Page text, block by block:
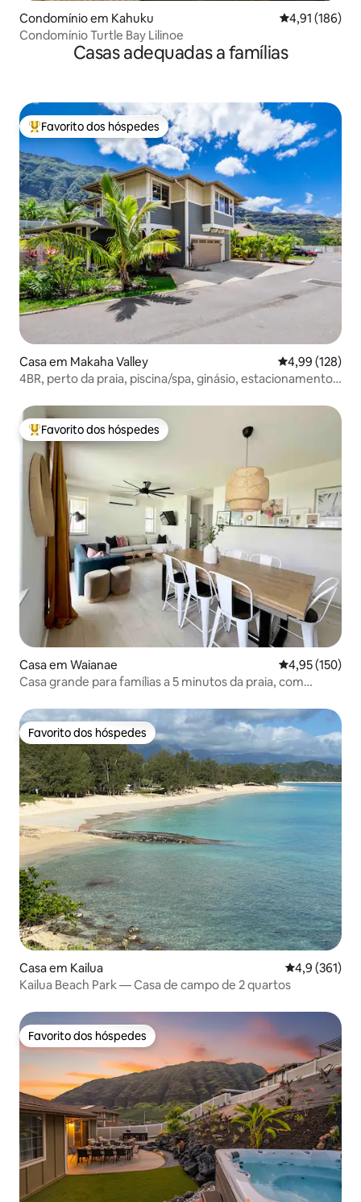
Condomínio em Kahuku Classificação
4,91 (186)
Condomínio Turtle Bay Lilinoe
Casas adequadas a famílias
Favoritos dos hóspedes mais apreciados
Favorito dos hóspedes
Casa em Makaha Valley Classificação
4,99 (128)
4BR, perto da praia, piscina/spa, ginásio, estacionamento
Favoritos dos hóspedes mais apreciados
Favorito dos hóspedes
Casa em Waianae Classificação
4,95 (150)
Casa grande para famílias a 5 minutos da praia, com
Favorito dos hóspedes
Favorito dos hóspedes
Casa em Kailua Classificação
4,9 (361)
Kailua Beach Park — Casa de campo de 2 quartos
Favorito dos hóspedes
Favorito dos hóspedes